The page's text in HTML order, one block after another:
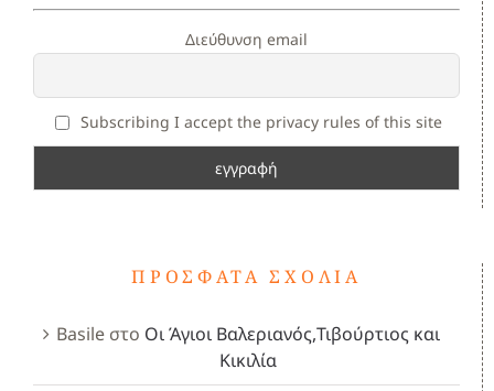
Διεύθυνση email
Subscribing I accept the privacy rules of this site
ΠΡΌΣΦΑΤΑ ΣΧΌΛΙΑ
Basileστο Οι Άγιοι Βαλεριανός,Τιβούρτιος και
Κικιλία